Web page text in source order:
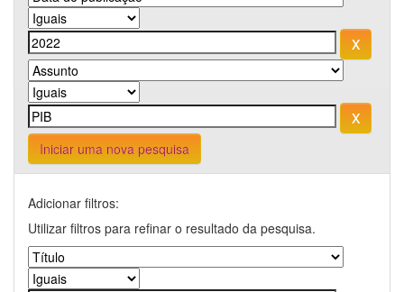
Iniciar uma nova pesquisa
Adicionar filtros:
Utilizar filtros para refinar o resultado da pesquisa.